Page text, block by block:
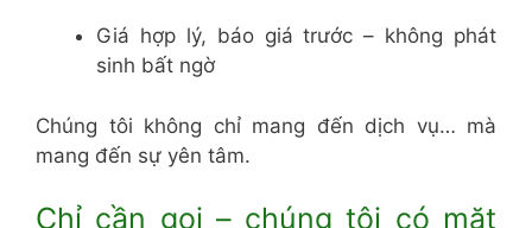
Giá hợp lý, báo giá trước – không phát
sinh bất ngờ
Chúng tôi không chỉ mang đến dịch vụ… mà
mang đến sự yên tâm.
Chỉ cần gọi – chúng tôi có mặt